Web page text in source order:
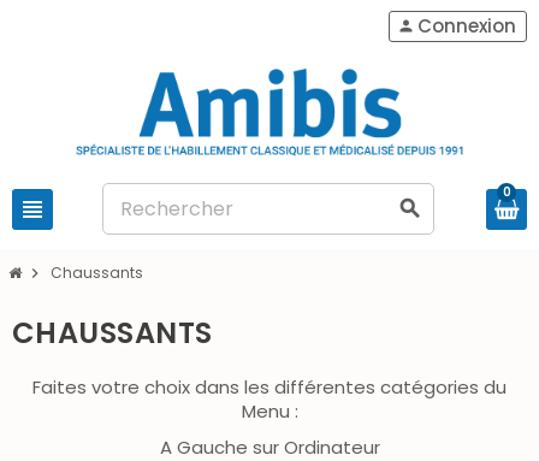
view_headline search
person Connexion
0
chevron_right Chaussants
CHAUSSANTS
Faites votre choix dans les différentes catégories du
Menu :
A Gauche sur Ordinateur